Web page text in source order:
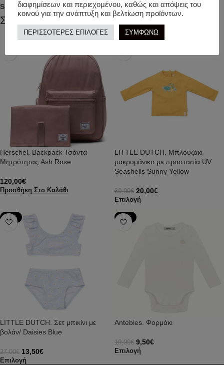
Share:
Σχετικά προϊόντα
Herschel. Backpack Τσάντα
Μητρότητας Ash Rose
120,00€
Προσθήκη Στο Καλάθι
LITTLE DUTCH. Μπλουζάκι
μακρυμάνικο με προστασία UV
Seashells Sunny Yellow
30,00€ 20,00€
Επιλογή
-50%
LITTLE DUTCH. Σετ μπικίνι με
βολάν/ Daisies Blue
27,00€ 13,50€
Επιλογή
-50%
Antebies. Φορμάκι
19,00€ 9,50€
Επιλογή
διαφημίσεων και περιεχομένου, καθώς και απόψεις του
κοινού για την ανάπτυξη και βελτίωση προϊόντων.
ΠΕΡΙΣΣΟΤΕΡΕΣ ΕΠΙΛΟΓΕΣ ΣΥΜΦΩΝΩ